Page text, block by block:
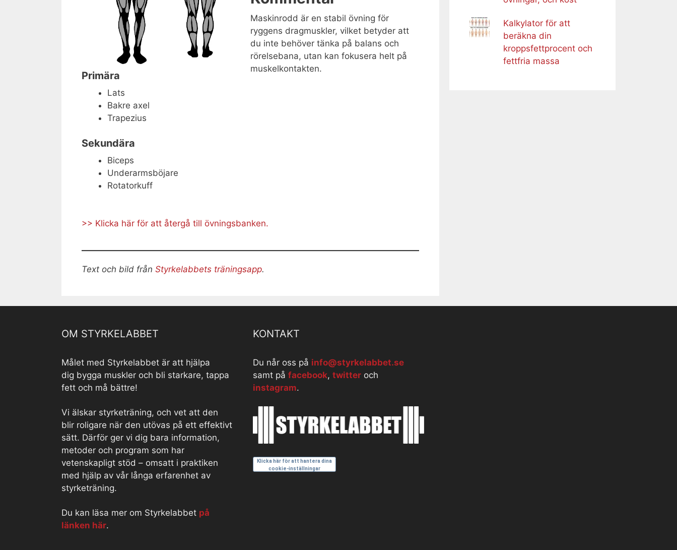
Primära
Lats
Bakre axel
Trapezius
Sekundära
Biceps
Underarmsböjare
Rotatorkuff
Maskinrodd är en stabil övning för
ryggens dragmuskler, vilket betyder att
du inte behöver tänka på balans och
rörelsebana, utan kan fokusera helt på
muskelkontakten.
>> Klicka här för att återgå till övningsbanken.
Text och bild från Styrkelabbets träningsapp.
Kalkylator för att
beräkna din
kroppsfettprocent och
fettfria massa
OM STYRKELABBET
Målet med Styrkelabbet är att hjälpa
dig bygga muskler och bli starkare, tappa
fett och må bättre!
Vi älskar styrketräning, och vet att den
blir roligare när den utövas på ett effektivt
sätt. Därför ger vi dig bara information,
metoder och program som har
vetenskapligt stöd – omsatt i praktiken
med hjälp av vår långa erfarenhet av
styrketräning.
Du kan läsa mer om Styrkelabbet på
länken här.
KONTAKT
Du når oss på info@styrkelabbet.se
samt på facebook, twitteroch
instagram.
Klicka här för att hantera dina
cookie-inställningar